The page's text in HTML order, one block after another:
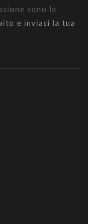
sono le
e inviaci la tua